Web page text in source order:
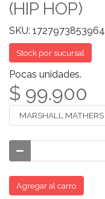
(HIP HOP)
SKU: 1727973853964
Stock por sucursal
Pocas unidades.
$ 99.900
Agregar al carro